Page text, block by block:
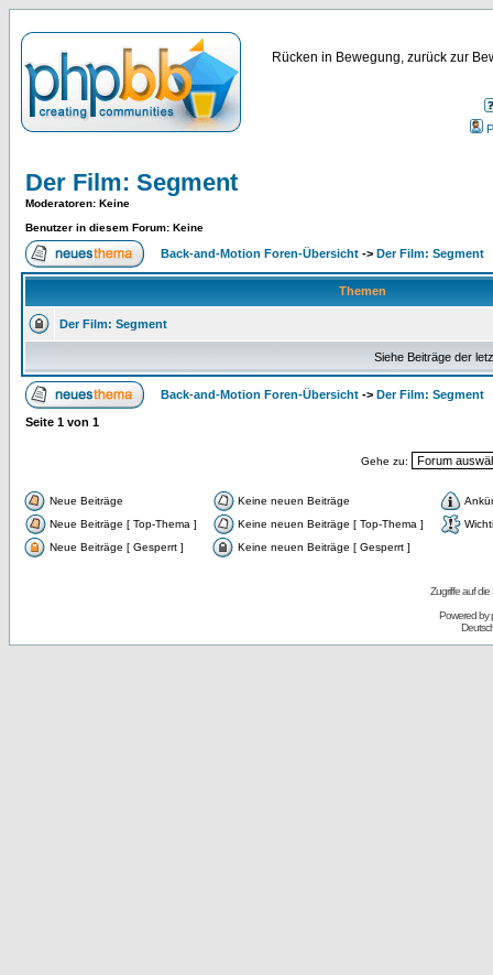
Rücken in Bewegung, zurück zur
Der Film: Segment
Moderatoren: Keine
Benutzer in diesem Forum: Keine
Back-and-Motion Foren-Übersicht -> Der Film: Segment
Themen
Der Film: Segment
Siehe Beiträge der
Back-and-Motion Foren-Übersicht -> Der Film: Segment
Seite 1 von 1
Gehe zu:
Neue Beiträge Keine neuen Beiträge
Neue Beiträge [ Top-Thema ]
Keine neuen Beiträge [ Top-Thema ]
Neue Beiträge [ Gesperrt ]
Keine neuen Beiträge [ Gesperrt ]
Zugriffe auf
Powered by